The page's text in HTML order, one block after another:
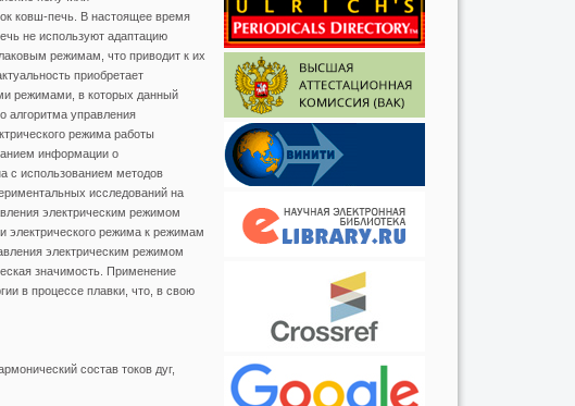
ковш-печь. В настоящее время
не используют адаптацию
режимам, что приводит к их
приобретает
режимами, в которых данный
алгоритма управления
режима работы
информации о
с использованием методов
исследований на
электрическим режимом
электрического режима к режимам
электрическим режимом
значимость. Применение
в процессе плавки, что, в свою
состав токов дуг,